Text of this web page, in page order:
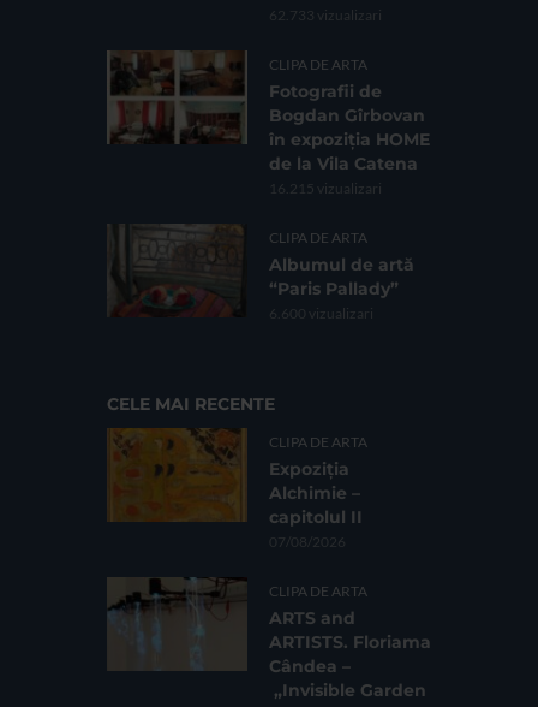
62.733 vizualizari
CLIPA DE ARTA
Fotografii de
Bogdan Gîrbovan
în expoziția HOME
de la Vila Catena
16.215 vizualizari
CLIPA DE ARTA
Albumul de artă
“Paris Pallady”
6.600 vizualizari
CELE MAI RECENTE
CLIPA DE ARTA
Expoziția
Alchimie –
capitolul II
07/08/2026
CLIPA DE ARTA
ARTS and
ARTISTS. Floriama
Cândea –
„Invisible Garden